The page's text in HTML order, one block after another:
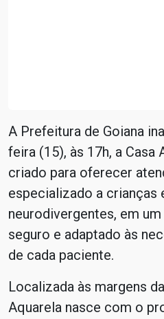
A Prefeitura de Goiana
feira (15), às 17h, a Casa
criado para oferecer
especializado a crianças
neurodivergentes, em
seguro e adaptado às
de cada paciente.
Localizada às margens
Aquarela nasce com o